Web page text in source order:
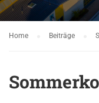
Home Beiträge